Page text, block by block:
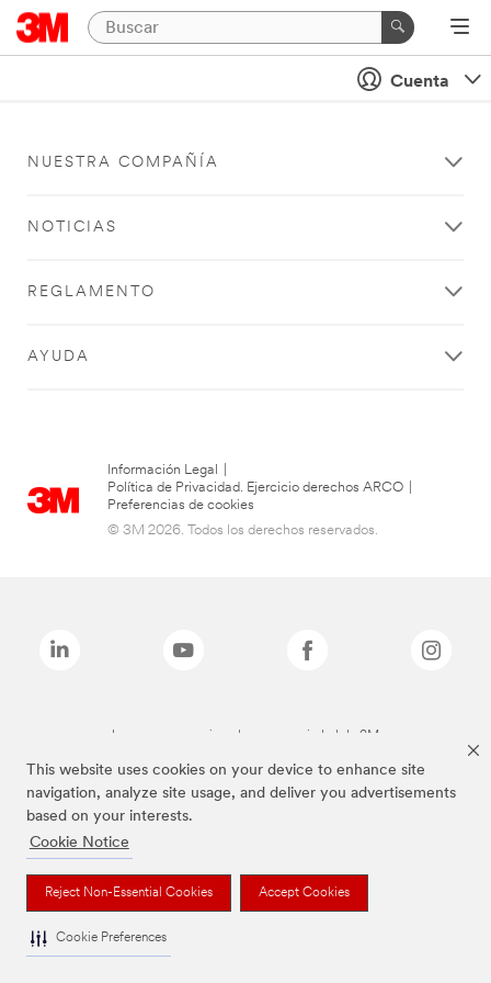
This website uses cookies on your device to enhance site
navigation, analyze site usage, and deliver you advertisements
based on your interests.
Cookie Notice
Reject Non-Essential Cookies Accept Cookies
Cookie Preferences
Cuenta
NUESTRA COMPAÑÍA
NOTICIAS
REGLAMENTO
AYUDA
Información Legal
Política de Privacidad. Ejercicio derechos ARCO
Preferencias de cookies
© 3M 2026. Todos los derechos reservados.
Las marcas mencionadas son propiedad de 3M